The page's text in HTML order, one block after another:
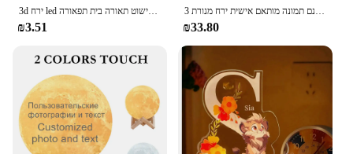
3d ירח led לילה חדר שינה אור מנורת שולחן שינה ליד המיטה חם אור פנים קישוט תאורה בית תפאורה
₪3.51
זרוק חינם תמונה מותאם אישית ירח מנורת 3D הדפסת ירח לילה אור USB נטענת מתנה אישית עם טקסט שלך & תמונה
₪33.80